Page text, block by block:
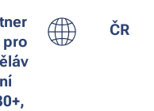
pro
ČR